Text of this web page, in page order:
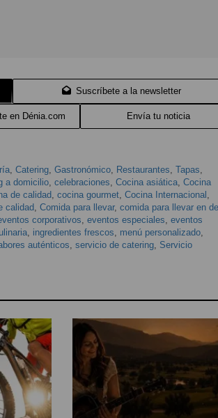
Suscríbete a la newsletter
en Dénia.com Envía tu noticia
, Catering, Gastronómico, Restaurantes Tapas
a domicilio, celebraciones Cocina asiática, Cocina
de calidad cocina gourmet, Cocina Internacional
calidad Comida para llevar, comida para llevar en
corporativos eventos especiales eventos
, ingredientes frescos menú personalizado,
auténticos servicio de catering, Servicio